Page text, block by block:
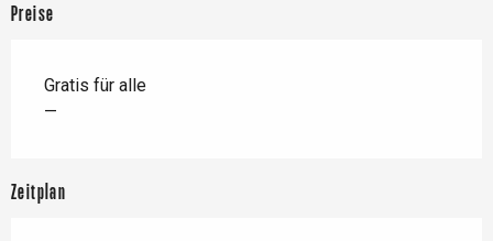
Preise
Gratis für alle
—
Zeitplan